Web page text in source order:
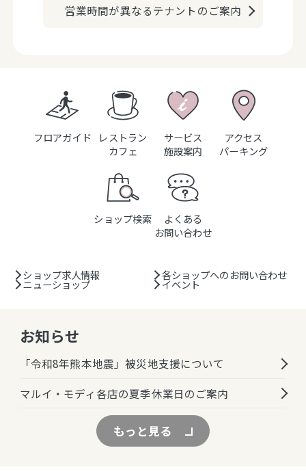
営業時間が異なるテナントのご案内
フロアガイド
アクセス
パーキング
レストラン
カフェ
ショップ検索
サービス
施設案内
よくある
お問い合わせ
ショップ求人情報 各ショップへのお問い合わせ
ニューショップ イベント
お知らせ
「令和8年熊本地震」被災地支援について
マルイ・モディ各店の夏季休業日のご案内
もっと見る